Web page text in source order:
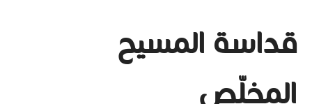
قداسة المسيح
المخلّص